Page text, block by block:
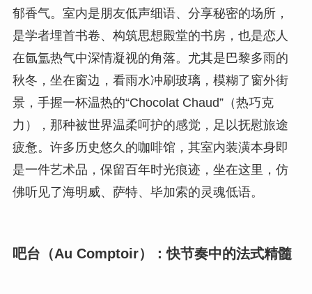
郁香气。室内是朋友低声细语、分享秘密的场所，
是学者埋首书卷、构筑思想殿堂的书房，也是恋人
在氤氲热气中深情凝视的角落。尤其是巴黎多雨的
秋冬，坐在窗边，看雨水冲刷玻璃，模糊了窗外街
景，手握一杯温热的“Chocolat Chaud”（热巧克
力），那种被世界温柔呵护的感觉，足以抚慰旅途
疲惫。许多历史悠久的咖啡馆，其室内装潢本身即
是一件艺术品，保留百年时光痕迹，坐在这里，仿
佛听见了海明威、萨特、毕加索的灵魂低语。
吧台（Au Comptoir）：快节奏中的法式精髓